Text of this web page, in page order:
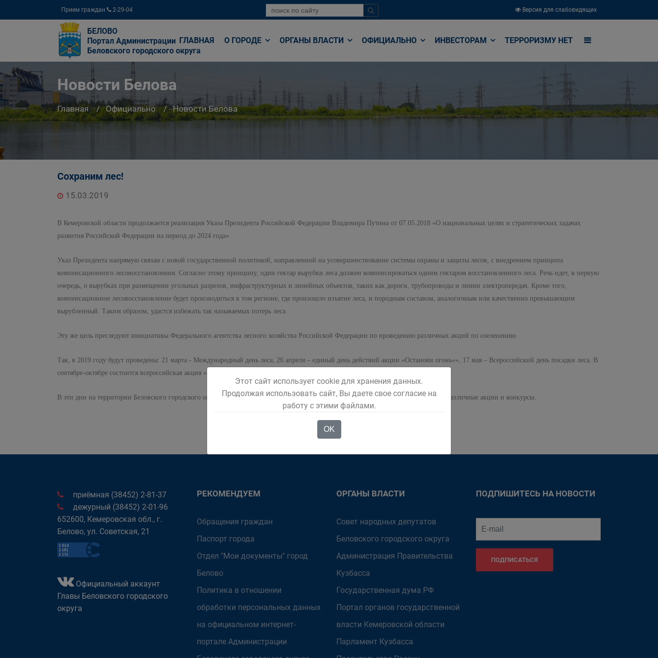
Прием граждан 2-29-04 Версия для слабовидящих
БЕЛОВО
Портал Администрации
Беловского городского округа
ГЛАВНАЯ О ГОРОДЕ ОРГАНЫ ВЛАСТИ ОФИЦИАЛЬНО ИНВЕСТОРАМ ТЕРРОРИЗМУ НЕТ
Новости Белова
Главная Официально Новости Белова
Сохраним лес!
15.03.2019
В Кемеровской области продолжается реализация Указа Президента Российской Федерации Владимира Путина от 07.05.2018 «О национальных целях и стратегических задачах
развития Российской Федерации на период до 2024 года».
Указ Президента напрямую связан с новой государственной политикой, направленной на усовершенствование системы охраны и защиты лесов, с внедрением принципа
компенсационного лесовосстановления. Согласно этому принципу, один гектар вырубки леса должен компенсироваться одним гектаром восстановленного леса. Речь идет, в первую
очередь, о вырубках при размещении угольных разрезов, инфраструктурных и линейных объектов, таких как дороги, трубопроводы и линии электропередач. Кроме того,
компенсационное лесовосстановление будет производиться в том регионе, где произошло изъятие леса, и породным составом, аналогичным или качественно превышающим
вырубленный. Таким образом, удастся избежать так называемых потерь леса.
Эту же цель преследуют инициативы Федерального агентства лесного хозяйства Российской Федерации по проведению различных акций по озеленению.
Так, в 2019 году будут проведены: 21 марта - Международный день леса, 26 апреля – единый день действий акции «Останови огонь»», 17 мая – Всероссийский день посадки леса. В
сентябре-октябре состоится всероссийская акция «Живи, лес!».
В эти дни на территории Беловского городского округа будут организованы массовые закладки аллей, экологические субботники, различные акции и конкурсы.
приёмная (38452) 2-81-37
дежурный (38452) 2-01-96
652600, Кемеровская обл., г.
Белово, ул. Советская, 21
Официальный аккаунт
Главы Беловского городского
округа
РЕКОМЕНДУЕМ
Обращения граждан
Паспорт города
Отдел "Мои документы" город
Белово
Политика в отношении
обработки персональных данных
на официальном интернет-
портале Администрации
ОРГАНЫ ВЛАСТИ
Совет народных депутатов
Беловского городского округа
Администрация Правительства
Кузбасса
Государственная дума РФ
Портал органов государственной
власти Кемеровской области
Парламент Кузбасса
ПОДПИШИТЕСЬ НА НОВОСТИ
ПОДПИСАТЬСЯ
Этот сайт использует cookie для хранения данных.
Продолжая использовать сайт, Вы даете свое согласие на
работу с этими файлами.
OK